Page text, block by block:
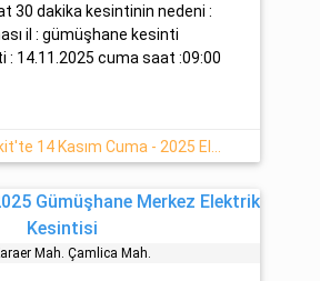
30 dakika kesintinin nedeni :
il : gümüşhane kesinti
: 14.11.2025 cuma saat :09:00
Gümüşhane Merkez Elektrik
Kesintisi
Mah. Çamlica Mah.